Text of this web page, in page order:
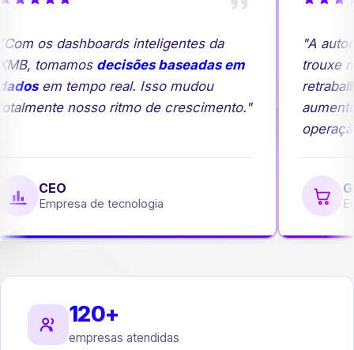
os dashboards inteligentes da
tomamosdecisões baseadas em
em tempo real. Isso mudou
nosso ritmo de crescimento."
CEO
Empresa de tecnologia
"A
trouxe
120+
empresas atendidas